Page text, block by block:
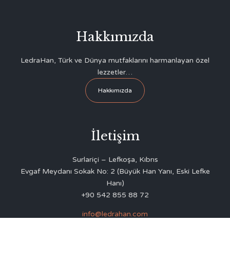
Hakkımızda
LedraHan, Türk ve Dünya mutfaklarını harmanlayan özel
lezzetler…
Hakkımızda
İletişim
Surlariçi – Lefkoşa, Kıbrıs
Evgaf Meydanı Sokak No: 2 (Büyük Han Yanı, Eski Lefke
Hanı)
+90 542 855 88 72
info@ledrahan.com